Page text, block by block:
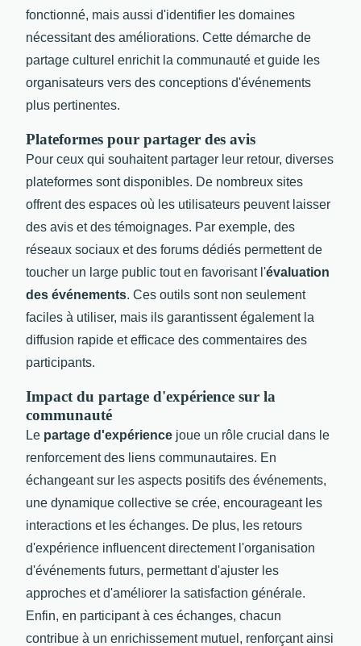
fonctionné, mais aussi d'identifier les domaines
nécessitant des améliorations. Cette démarche de
partage culturel enrichit la communauté et guide les
organisateurs vers des conceptions d'événements
plus pertinentes.
Plateformes pour partager des avis
Pour ceux qui souhaitent partager leur retour, diverses
plateformes sont disponibles. De nombreux sites
offrent des espaces où les utilisateurs peuvent laisser
des avis et des témoignages. Par exemple, des
réseaux sociaux et des forums dédiés permettent de
toucher un large public tout en favorisant l'évaluation
des événements. Ces outils sont non seulement
faciles à utiliser, mais ils garantissent également la
diffusion rapide et efficace des commentaires des
participants.
Impact du partage d'expérience sur la
communauté
Le partage d'expérience joue un rôle crucial dans le
renforcement des liens communautaires. En
échangeant sur les aspects positifs des événements,
une dynamique collective se crée, encourageant les
interactions et les échanges. De plus, les retours
d'expérience influencent directement l'organisation
d'événements futurs, permettant d'ajuster les
approches et d'améliorer la satisfaction générale.
Enfin, en participant à ces échanges, chacun
contribue à un enrichissement mutuel, renforçant ainsi